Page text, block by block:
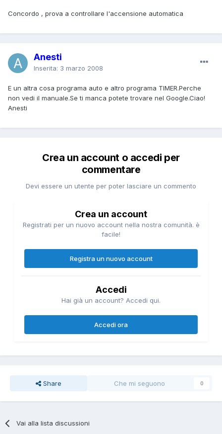
Concordo , prova a controllare l'accensione automatica
Anesti
Inserita: 3 marzo 2008
E un altra cosa programa auto e altro programa TIMER.Perche
non vedi il manuale.Se ti manca potete trovare nel Google.Ciao!
Anesti
Crea un account o accedi per
commentare
Devi essere un utente per poter lasciare un commento
Crea un account
Registrati per un nuovo account nella nostra comunità. è
facile!
Registra un nuovo account
Accedi
Hai già un account? Accedi qui.
Accedi ora
Share Che mi seguono 0
Vai alla lista discussioni